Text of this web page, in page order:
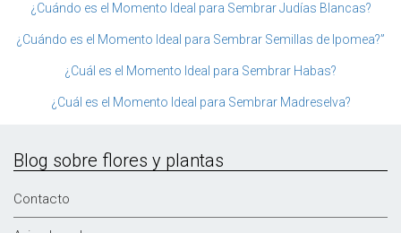
¿Cuándo es el Momento Ideal para Sembrar Judías Blancas?
¿Cuándo es el Momento Ideal para Sembrar Semillas de Ipomea?”
¿Cuál es el Momento Ideal para Sembrar Habas?
¿Cuál es el Momento Ideal para Sembrar Madreselva?
Blog sobre flores y plantas
Contacto